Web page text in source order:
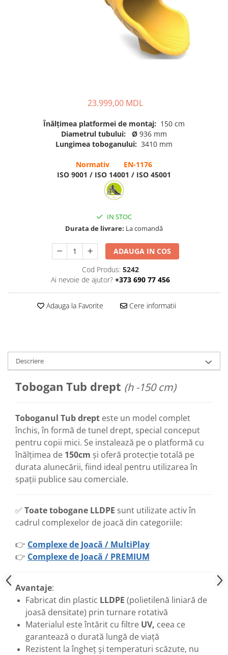
Pavilioane pentru grădinițe
23.999,00 MDL
Înălțimea platformei de montaj: 150 cm
Diametrul tubului: Ø 936 mm
Lungimea toboganului: 3410 mm
Normativ EN-1176
ISO 9001 / ISO 14001 / ISO 45001
IN STOC
Durata de livrare: La comandă
ADAUGA IN COS
Cod Produs: 5242
Ai nevoie de ajutor? +373 690 77 456
Adauga la Favorite Cere informatii
Descriere
Tobogan Tub drept (h -150 cm)
Toboganul Tub drept este un model complet
închis, în formă de tunel drept, special conceput
pentru copii mici. Se instalează pe o platformă cu
înălțimea de 150cm și oferă protecție totală pe
durata alunecării, fiind ideal pentru utilizarea în
spații publice sau comerciale.
✅ Toate tobogane LLDPE sunt utilizate activ în
cadrul complexelor de joacă din categoriile:
👉 Complexe de Joacă / MultiPlay
👉 Complexe de Joacă / PREMIUM
Avantaje:
Fabricat din plastic LLDPE (polietilenă liniară de
joasă densitate) prin turnare rotativă
Materialul este întărit cu filtre UV, ceea ce
garantează o durată lungă de viață
Rezistent la îngheț și temperaturi scăzute, nu